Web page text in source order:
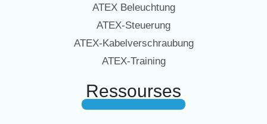
ATEX Beleuchtung
ATEX-Steuerung
ATEX-Kabelverschraubung
ATEX-Training
Ressourses